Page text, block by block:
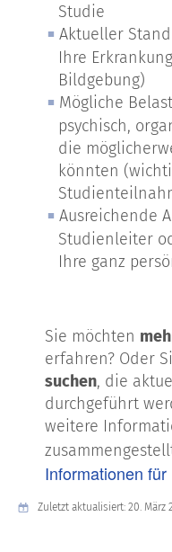
Studie
Aktueller
Ihre
Bildgebung)
Mögliche
psychisch,
die
könnten
Ausreichende
Studienleiter
Ihre ganz
Sie möchten
erfahren? Oder
suchen, die
durchgeführt
weitere
Informationen für
Zuletzt aktualisiert: 20. März